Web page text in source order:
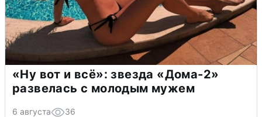
«Ну вот и всё»: звезда «Дома-2»
развелась с молодым мужем
6 августа 36